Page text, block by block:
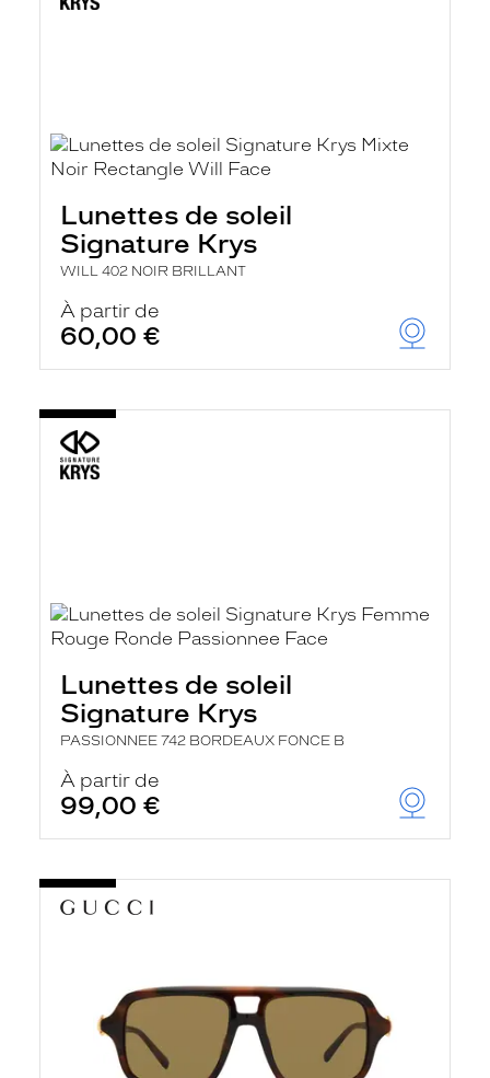
Lunettes de soleil
Signature Krys
WILL 402 NOIR BRILLANT
À partir de
60,00 €
Lunettes de soleil
Signature Krys
PASSIONNEE 742 BORDEAUX FONCE B
À partir de
99,00 €